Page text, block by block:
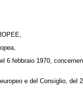
6 febbraio 1970,
e del Consiglio, del